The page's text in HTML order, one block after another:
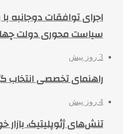
اجرای توافقات دوجانبه
سیاست محوری دولت
3 روز پیش
راهنمای تخصصی
4 روز پیش
تنش‌های ژئوپلیتیک،